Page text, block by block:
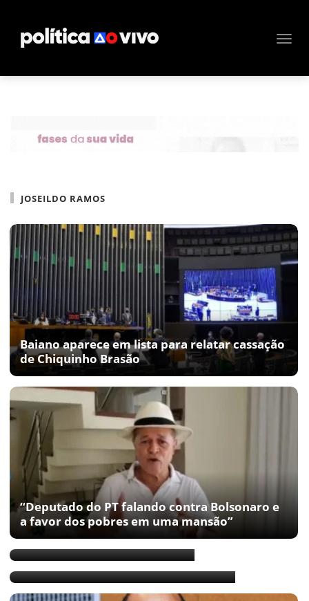
JOSEILDO RAMOS
Baiano aparece em lista para relatar cassação
de Chiquinho Brasão
“Deputado do PT falando contra Bolsonaro e
a favor dos pobres em uma mansão”
Joseildo é o mais econômico
Joseildo assume na Câmara Federal